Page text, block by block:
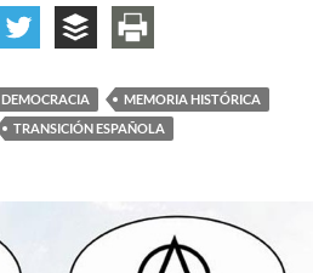
DEMOCRACIA
MEMORIA HISTÓRICA
TRANSICIÓN ESPAÑOLA